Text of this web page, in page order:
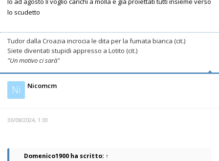
lo scudetto
Tudor dalla Croazia incrocia le dita per la fumata bianca (cit.)
Siete diventati stupidi appresso a Lotito (cit.)
"Un motivo ci sarà"
Ni Nicomcm
30/08/2024, 1:03
Domenico1900 ha scritto: ↑